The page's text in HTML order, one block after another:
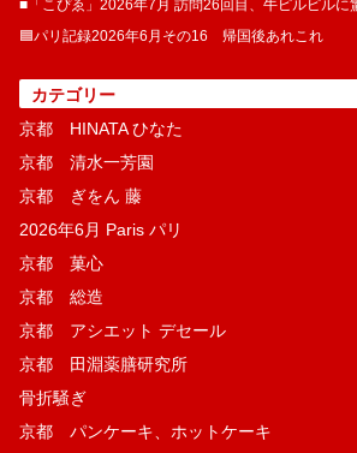
■「こぴゑ」2026年7月 訪問26回目、牛ピルピルに
🟦パリ記録2026年6月その16 帰国後あれこれ
カテゴリー
京都 HINATA ひなた
京都 清水一芳園
京都 ぎをん 藤
2026年6月 Paris パリ
京都 菓​心
京都 総造
京都 アシエット デセール
京都 田淵薬膳研究所
骨折騒ぎ
京都 パンケーキ、ホットケーキ